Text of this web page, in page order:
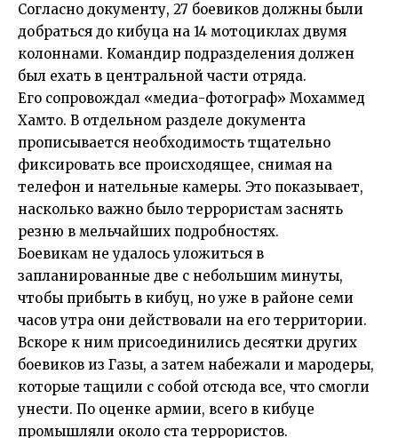
Согласно документу, 27 боевиков должны были
добраться до кибуца на 14 мотоциклах двумя
колоннами. Командир подразделения должен
был ехать в центральной части отряда.
Его сопровождал «медиа-фотограф» Мохаммед
Хамто. В отдельном разделе документа
прописывается необходимость тщательно
фиксировать все происходящее, снимая на
телефон и нательные камеры. Это показывает,
насколько важно было террористам заснять
резню в мельчайших подробностях.
Боевикам не удалось уложиться в
запланированные две с небольшим минуты,
чтобы прибыть в кибуц, но уже в районе семи
часов утра они действовали на его территории.
Вскоре к ним присоединились десятки других
боевиков из Газы, а затем набежали и мародеры,
которые тащили с собой отсюда все, что смогли
унести. По оценке армии, всего в кибуце
промышляли около ста террористов.